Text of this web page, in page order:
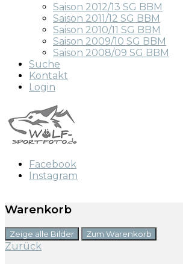
Saison 2012/13 SG BBM
Saison 2011/12 SG BBM
Saison 2010/11 SG BBM
Saison 2009/10 SG BBM
Saison 2008/09 SG BBM
Suche
Kontakt
Login
Facebook
Instagram
Warenkorb
Zeige alle Bilder Zum Warenkorb
Zurück